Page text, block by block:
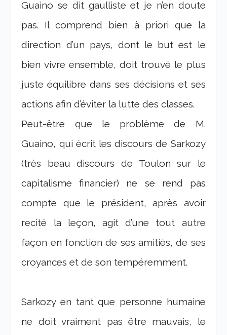
Guaino se dit gaulliste et je n’en doute
pas. Il comprend bien à priori que la
direction d’un pays, dont le but est le
bien vivre ensemble, doit trouvé le plus
juste équilibre dans ses décisions et ses
actions afin d’éviter la lutte des classes.
Peut-être que le problème de M.
Guaino, qui écrit les discours de Sarkozy
(très beau discours de Toulon sur le
capitalisme financier) ne se rend pas
compte que le président, après avoir
recité la leçon, agit d’une tout autre
façon en fonction de ses amitiés, de ses
croyances et de son tempéremment.
Sarkozy en tant que personne humaine
ne doit vraiment pas être mauvais, le